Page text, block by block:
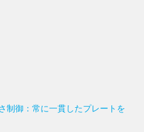
制御：常に一貫したプレートを